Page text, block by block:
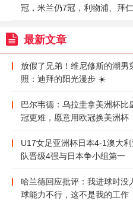
冠，米兰仍7冠，利物浦、拜
最新文章
放假了兄弟！维尼修斯的潮男
照：迪拜的阳光漫步 ☀️
巴尔韦德：乌拉圭拿美洲杯比
冠更难，愿意用欧冠换美洲杯
U17女足亚洲杯日本4-1澳大
队晋级4强与日本争小组第一
哈兰德回应批评：我进球时没
球能力不行，这不是我的工作